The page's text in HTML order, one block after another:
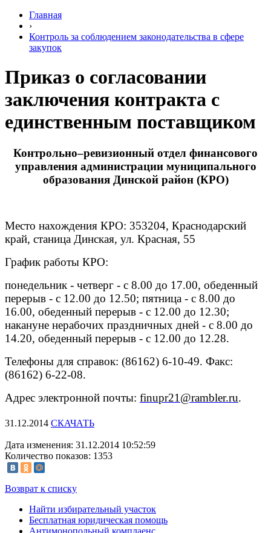
Главная
›
Контроль за соблюдением законодательства в сфере
закупок
Приказ о согласовании
заключения контракта с
единственным поставщиком
Контрольно–ревизионный отдел финансового
управления администрации муниципального
образования Динской район (КРО)
Место нахождения КРО: 353204, Краснодарский
край, станица Динская, ул. Красная, 55
График работы КРО:
понедельник - четверг - с 8.00 до 17.00, обеденный
перерыв - с 12.00 до 12.50; пятница - с 8.00 до
16.00, обеденный перерыв - с 12.00 до 12.30;
накануне нерабочих праздничных дней - с 8.00 до
14.20, обеденный перерыв - с 12.00 до 12.28.
Телефоны для справок: (86162) 6-10-49. Факс:
(86162) 6-22-08.
Адрес электронной почты: finupr21@rambler.ru.
31.12.2014 СКАЧАТЬ
Дата изменения: 31.12.2014 10:52:59
Количество показов: 1353
Возврат к списку
Найти избирательный участок
Бесплатная юридическая помощь